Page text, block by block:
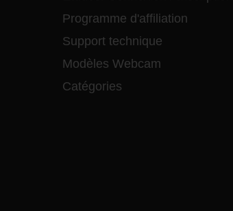
Programme d'affiliation
Support technique
Modèles Webcam
Catégories